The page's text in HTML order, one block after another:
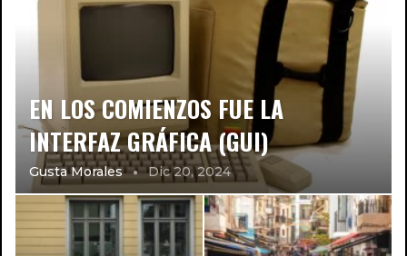
EN LOS COMIENZOS FUE LA
INTERFAZ GRÁFICA (GUI)
Gusta Morales Dic 20, 2024